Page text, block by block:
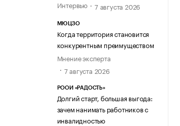
Интервью
7 августа 2026
МЮЦЗО
Когда территория становится
конкурентным преимуществом
Мнение эксперта
7 августа 2026
РООИ «РАДОСТЬ»
Долгий старт, большая выгода:
зачем нанимать работников с
инвалидностью